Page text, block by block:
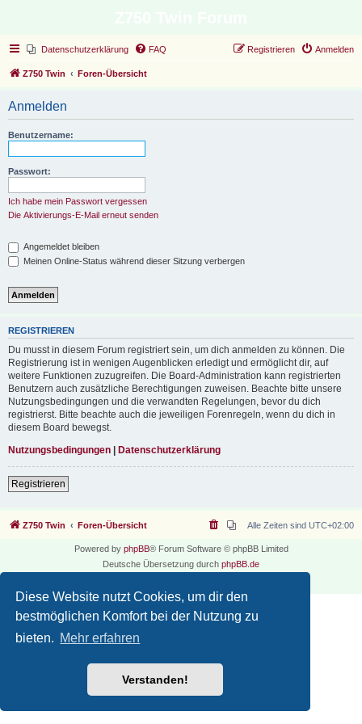
Diese Website nutzt Cookies, um dir den
bestmöglichen Komfort bei der Nutzung zu
bieten. Mehr erfahren
Verstanden!
Datenschutzerklärung FAQ Anmelden
Registrieren
Z750 Twin Foren-Übersicht
Anmelden
Benutzername:
Passwort:
Ich habe mein Passwort vergessen
Die Aktivierungs-E-Mail erneut senden
Angemeldet bleiben
Meinen Online-Status während dieser Sitzung verbergen
REGISTRIEREN
Du musst in diesem Forum registriert sein, um dich anmelden zu können. Die
Registrierung ist in wenigen Augenblicken erledigt und ermöglicht dir, auf
weitere Funktionen zuzugreifen. Die Board-Administration kann registrierten
Benutzern auch zusätzliche Berechtigungen zuweisen. Beachte bitte unsere
Nutzungsbedingungen und die verwandten Regelungen, bevor du dich
registrierst. Bitte beachte auch die jeweiligen Forenregeln, wenn du dich in
diesem Board bewegst.
Nutzungsbedingungen | Datenschutzerklärung
Registrieren
Z750 Twin Foren-Übersicht Alle Zeiten sind UTC+02:00
Powered by phpBB® Forum Software © phpBB Limited
Deutsche Übersetzung durch phpBB.de